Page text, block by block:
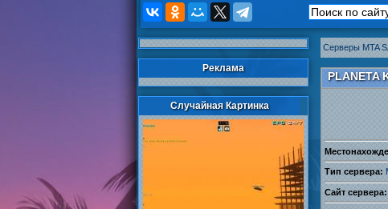
Реклама
Случайная Картинка
Серверы MTA
PLANETA
Тип сервера:
Сайт сервера: